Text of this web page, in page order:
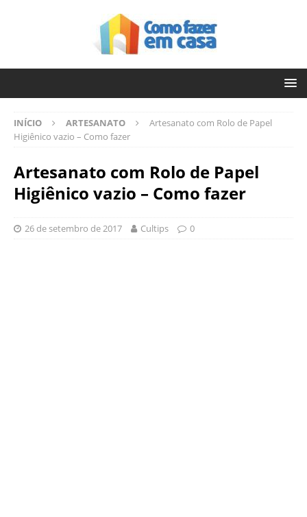
INÍCIO ARTESANATO
Artesanato com Rolo de Papel
Higiênico vazio – Como fazer
Artesanato com Rolo de Papel
Higiênico vazio – Como fazer
26 de setembro de 2017 Cultips 0